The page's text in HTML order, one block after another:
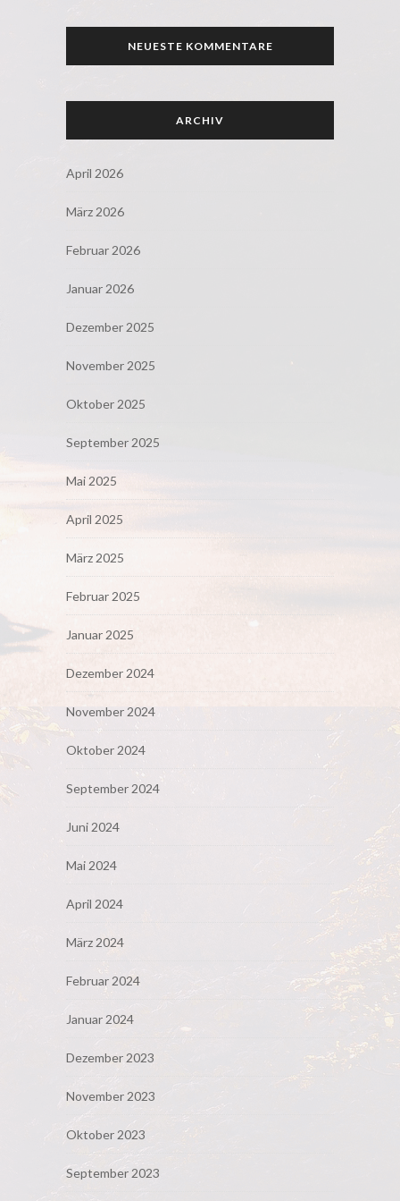
NEUESTE KOMMENTARE
ARCHIV
April 2026
März 2026
Februar 2026
Januar 2026
Dezember 2025
November 2025
Oktober 2025
September 2025
Mai 2025
April 2025
März 2025
Februar 2025
Januar 2025
Dezember 2024
November 2024
Oktober 2024
September 2024
Juni 2024
Mai 2024
April 2024
März 2024
Februar 2024
Januar 2024
Dezember 2023
November 2023
Oktober 2023
September 2023